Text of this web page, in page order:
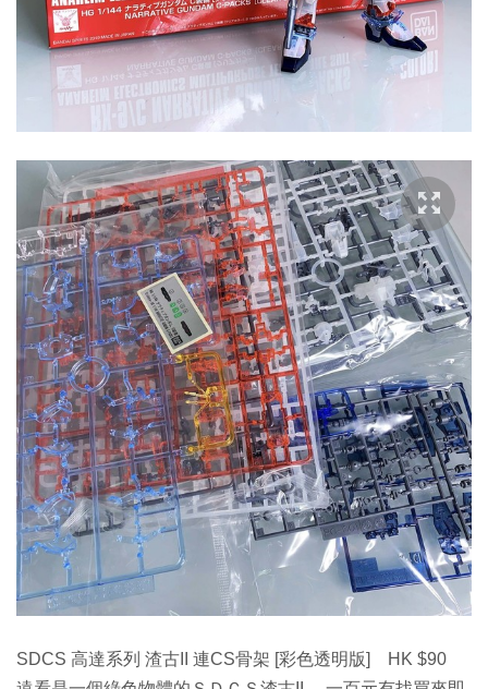
SDCS 高達系列 渣古II 連CS骨架 [彩色透明版] HK $90